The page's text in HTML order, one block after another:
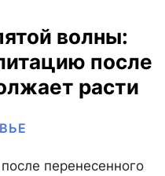
волны:
после
расти
перенесенного